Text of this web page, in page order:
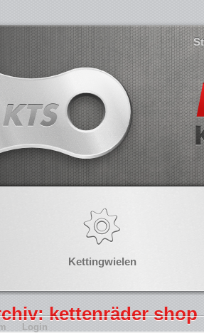
Kettingwielen
kettenräder shop
Login